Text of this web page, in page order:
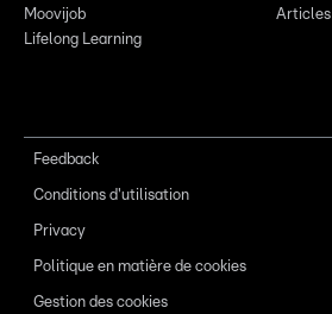
Moovijob
Lifelong Learning
Articles
Feedback
Conditions d'utilisation
Privacy
Politique en matière de cookies
Gestion des cookies